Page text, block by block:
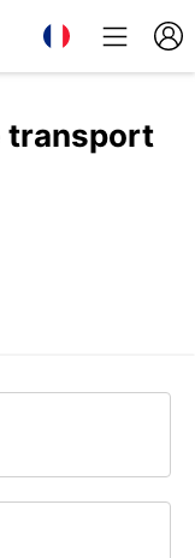
transport